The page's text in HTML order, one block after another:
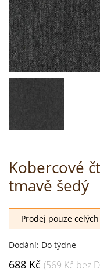
KONTAKT
Kobercové
tmavě šedý
Prodej pouze
Dodání: Do týdne
688 Kč (569 Kč bez